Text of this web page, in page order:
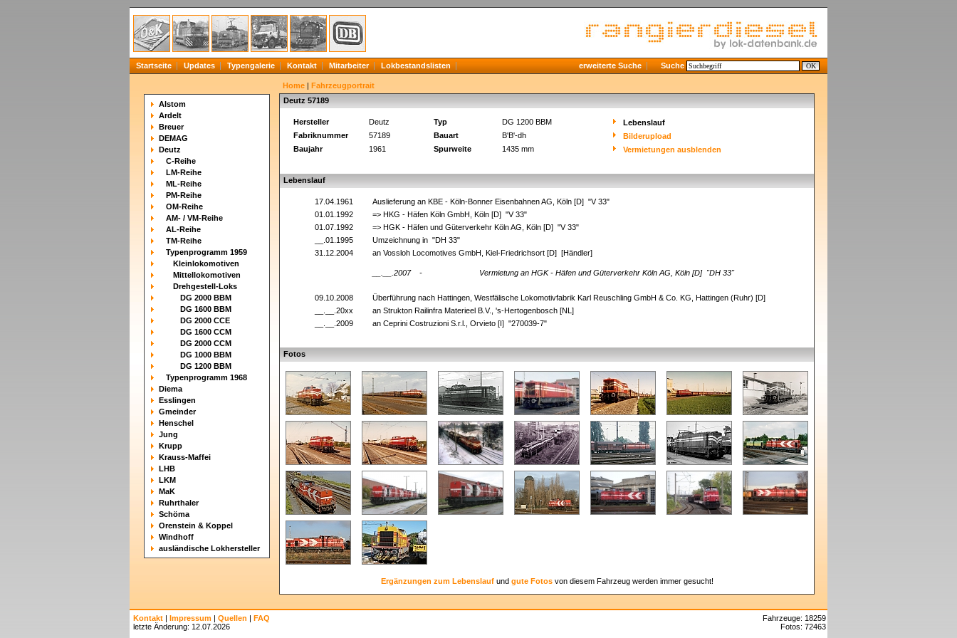
Startseite Updates Typengalerie Kontakt Mitarbeiter Lokbestandslisten erweiterte Suche Suche
Alstom
Ardelt
Breuer
DEMAG
Deutz
C-Reihe
LM-Reihe
ML-Reihe
PM-Reihe
OM-Reihe
AM- / VM-Reihe
AL-Reihe
TM-Reihe
Typenprogramm 1959
Kleinlokomotiven
Mittellokomotiven
Drehgestell-Loks
DG 2000 BBM
DG 1600 BBM
DG 2000 CCE
DG 1600 CCM
DG 2000 CCM
DG 1000 BBM
DG 1200 BBM
Typenprogramm 1968
Diema
Esslingen
Gmeinder
Henschel
Jung
Krupp
Krauss-Maffei
LHB
LKM
MaK
Ruhrthaler
Schöma
Orenstein & Koppel
Windhoff
ausländische Lokhersteller
Home | Fahrzeugportrait
Deutz 57189
Hersteller Deutz Typ DG 1200 BBM
Lebenslauf
Fabriknummer
57189 Bauart B'B'-dh
Bilderupload
Baujahr
1961 Spurweite 1435 mm Vermietungen ausblenden
Lebenslauf
17.04.1961
Auslieferung an KBE - Köln-Bonner Eisenbahnen AG, Köln [D] "V 33"
01.01.1992
=> HKG - Häfen Köln GmbH, Köln [D] "V 33"
01.07.1992
=> HGK - Häfen und Güterverkehr Köln AG, Köln [D] "V 33"
__.01.1995
Umzeichnung in "DH 33"
31.12.2004
an Vossloh Locomotives GmbH, Kiel-Friedrichsort [D] [Händler]
__.__.2007 - Vermietung an HGK - Häfen und Güterverkehr Köln AG, Köln [D] "DH 33"
09.10.2008
Überführung nach Hattingen, Westfälische Lokomotivfabrik Karl Reuschling GmbH & Co. KG, Hattingen (Ruhr) [D]
__.__.20xx
an Strukton Railinfra Materieel B.V., 's-Hertogenbosch [NL]
__.__.2009
an Ceprini Costruzioni S.r.l., Orvieto [I] "270039-7"
Fotos
Ergänzungen zum Lebenslaufund gute Fotosvon diesem Fahrzeug werden immer gesucht!
Kontakt | Impressum | Quellen | FAQ
letzte Änderung: 12.07.2026
Fahrzeuge: 18259
Fotos: 72463